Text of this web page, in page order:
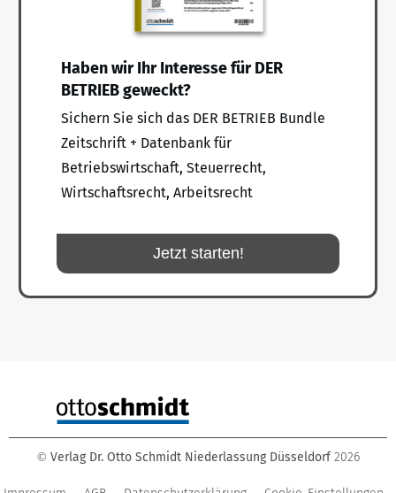
Haben wir Ihr Interesse für DER
BETRIEB geweckt?
Sichern Sie sich das DER BETRIEB Bundle
Zeitschrift + Datenbank für
Betriebswirtschaft, Steuerrecht,
Wirtschaftsrecht, Arbeitsrecht
Jetzt starten!
© Verlag Dr. Otto Schmidt Niederlassung Düsseldorf 2026